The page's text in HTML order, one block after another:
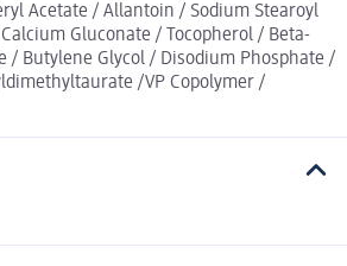
Acetate / Allantoin / Sodium Stearoyl
Gluconate / Tocopherol / Beta-
/ Butylene Glycol / Disodium Phosphate /
/VP Copolymer /